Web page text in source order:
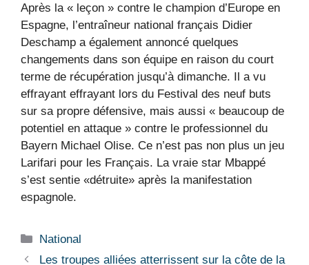
Après la « leçon » contre le champion d’Europe en
Espagne, l’entraîneur national français Didier
Deschamp a également annoncé quelques
changements dans son équipe en raison du court
terme de récupération jusqu’à dimanche. Il a vu
effrayant effrayant lors du Festival des neuf buts
sur sa propre défensive, mais aussi « beaucoup de
potentiel en attaque » contre le professionnel du
Bayern Michael Olise. Ce n’est pas non plus un jeu
Larifari pour les Français. La vraie star Mbappé
s’est sentie «détruite» après la manifestation
espagnole.
Catégories
National
Les troupes alliées atterrissent sur la côte de la